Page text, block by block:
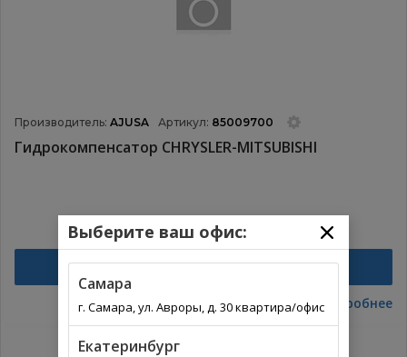
Производитель: AJUSA Артикул: 85009700
Гидрокомпенсатор CHRYSLER-MITSUBISHI
Найти
Подробнее
Выберите ваш офис:
Самара
г. Самара, ул. Авроры, д. 30 квартира/офис
Екатеринбург